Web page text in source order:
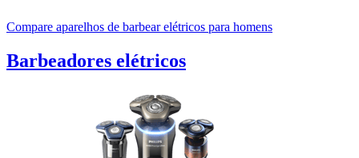
Compare aparelhos de barbear elétricos para homens
Barbeadores elétricos